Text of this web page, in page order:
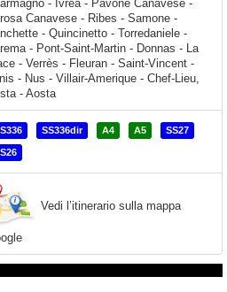
SS336dir A4 A5 SS27
Vedi l’itinerario sulla mappa